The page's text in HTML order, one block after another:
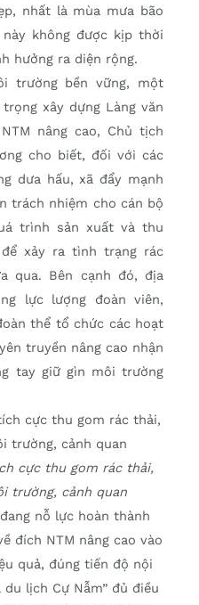
nhất là mùa mưa bão
không được kịp thời
hưởng ra diện rộng.
trường bền vững, một
xây dựng Làng văn
nâng cao, Chủ tịch
cho biết, đối với các
dưa hấu, xã đẩy mạnh
trách nhiệm cho cán bộ
trình sản xuất và thu
xảy ra tình trạng rác
qua. Bên cạnh đó, địa
lực lượng đoàn viên,
thể tổ chức các hoạt
truyền nâng cao nhận
tay giữ gìn môi trường
cực thu gom rác thải,
trường, cảnh quan
nỗ lực hoàn thành
đích NTM nâng cao vào
quả, đúng tiến độ nội
du lịch Cự Nẫm” đủ điều